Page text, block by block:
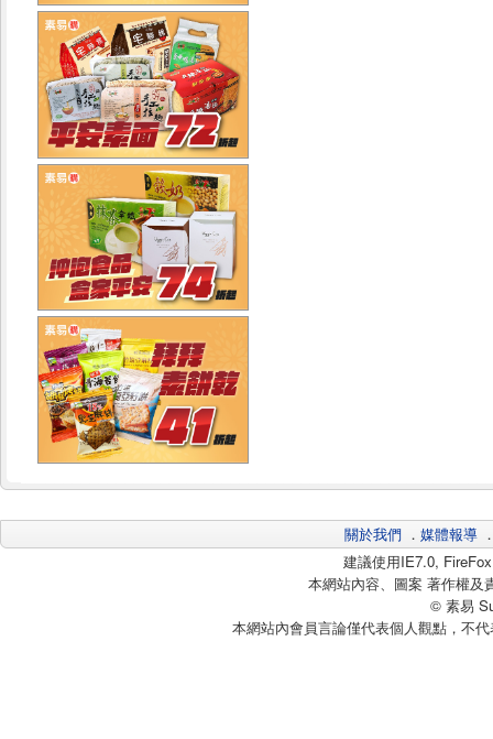
關於我們 ． 媒體報導
建議使用IE7.0,
本網站內容、圖案 著作權及
© 素易
本網站內會員言論僅代表個人觀點，不